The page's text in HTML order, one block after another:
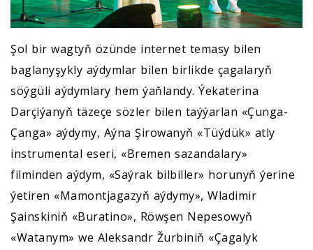
Şol bir wagtyň özünde internet temasy bilen
baglanyşykly aýdymlar bilen birlikde çagalaryň
söýgüli aýdymlary hem ýaňlandy. Ýekaterina
Darçiýanyň täzeçe sözler bilen taýýarlan «Çunga-
Çanga» aýdymy, Aýna Şirowanyň «Tüýdük» atly
instrumental eseri, «Bremen sazandalary»
filminden aýdym, «Saýrak bilbiller» horunyň ýerine
ýetiren «Mamontjagazyň aýdymy», Wladimir
Şainskiniň «Buratino», Röwşen Nepesowyň
«Watanym» we Aleksandr Žurbiniň «Çagalyk